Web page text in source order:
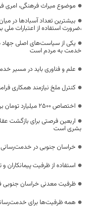
موضوع میراث فرهنگی، امری
بیشترین تعداد آسبادها در
،ضرورت استفاده از اعتبارات ملی
یکی از سیاست‌های اصلی
خدمت به مردم است
علم و فناوری باید در مسیر
کنترل ملخ نیازمند همکاری
اختصاص 2500 میلیارد تومان برای توسعه راه‌های دوبانده خراسان جنوبی
اربعین فرصتی برای بازگشت
بشری است
خراسان جنوبی در خدمت‌رسانی
استفاده از ظرفیت پیمانکاران
ظرفیت معدنی خراسان
همه ظرفیت‌ها برای